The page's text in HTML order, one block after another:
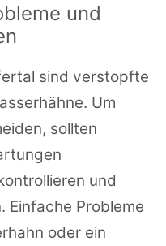
und
sind verstopfte
Um
sollten
und
Einfache Probleme
oder ein